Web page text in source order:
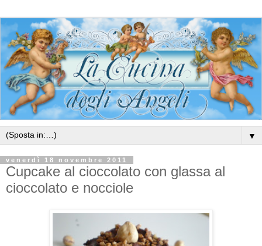
▼
venerdì 18 novembre 2011
Cupcake al cioccolato con glassa al
cioccolato e nocciole